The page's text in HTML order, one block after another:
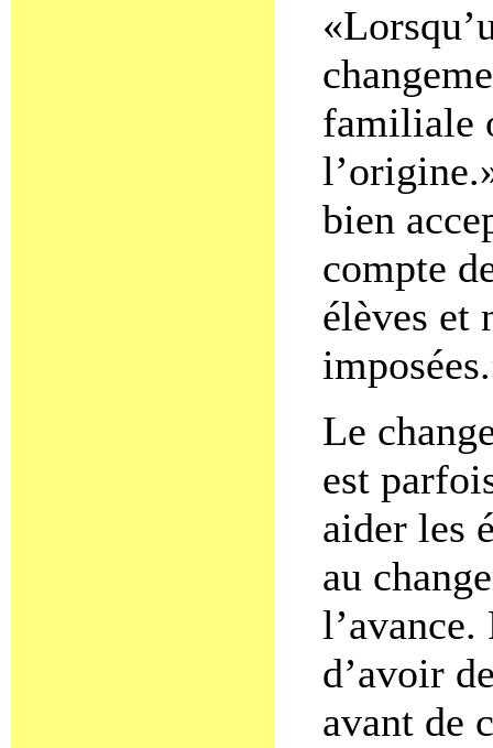
familiale
bien
compte
élèves et
Le
est
aider les
au
d’avoir
avant de